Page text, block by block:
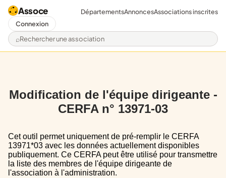
Assoce
Rechercher une association
DépartementsAnnoncesAssociations inscrites
Connexion
Modification de l'équipe dirigeante -
CERFA n° 13971-03
Cet outil permet uniquement de pré-remplir le CERFA
13971*03 avec les données actuellement disponibles
publiquement. Ce CERFA peut être utilisé pour transmettre
la liste des membres de l'équipe dirigeante de
l'association à l'administration.